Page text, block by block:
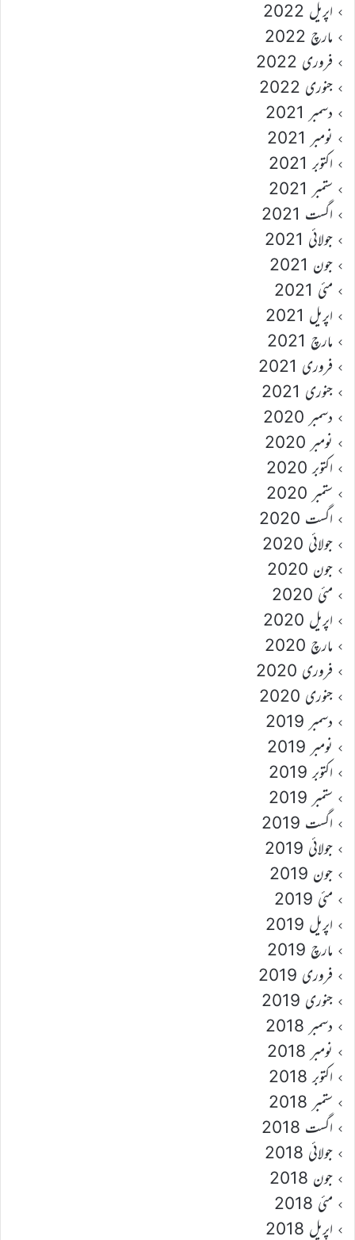
اپریل 2022
مارچ 2022
فروری 2022
جنوری 2022
دسمبر 2021
نومبر 2021
اکتوبر 2021
ستمبر 2021
اگست 2021
جولائی 2021
جون 2021
مئی 2021
اپریل 2021
مارچ 2021
فروری 2021
جنوری 2021
دسمبر 2020
نومبر 2020
اکتوبر 2020
ستمبر 2020
اگست 2020
جولائی 2020
جون 2020
مئی 2020
اپریل 2020
مارچ 2020
فروری 2020
جنوری 2020
دسمبر 2019
نومبر 2019
اکتوبر 2019
ستمبر 2019
اگست 2019
جولائی 2019
جون 2019
مئی 2019
اپریل 2019
مارچ 2019
فروری 2019
جنوری 2019
دسمبر 2018
نومبر 2018
اکتوبر 2018
ستمبر 2018
اگست 2018
جولائی 2018
جون 2018
مئی 2018
اپریل 2018